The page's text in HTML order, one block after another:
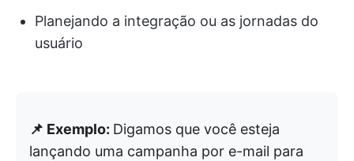
Planejando a integração ou as jornadas do
usuário
📌 Exemplo: Digamos que você esteja
lançando uma campanha por e-mail para